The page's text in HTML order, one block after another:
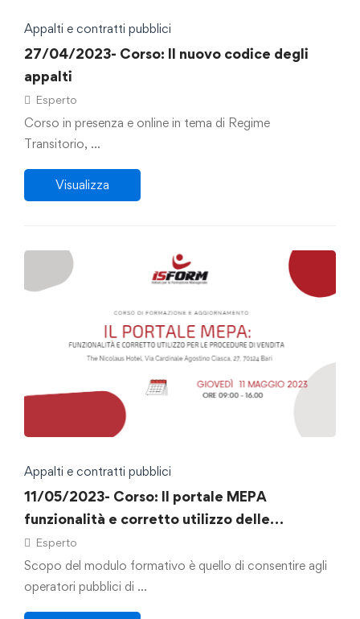
Appalti e contratti pubblici
27/04/2023- Corso: Il nuovo codice degli
appalti
Esperto
Corso in presenza e online in tema di Regime
Transitorio, …
Visualizza
Appalti e contratti pubblici
11/05/2023- Corso: Il portale MEPA
funzionalità e corretto utilizzo delle
procedure di acquisto
Esperto
Scopo del modulo formativo è quello di consentire agli
operatori pubblici di …